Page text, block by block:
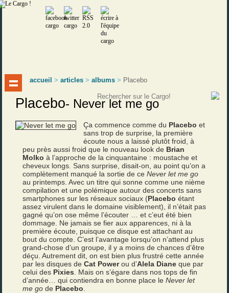
accueil >articles >albums > Placebo
Placebo- Never let me go
Ça commence comme du Placebo et
sans trop de surprise, la première
écoute nous a laissé plutôt froid, à
peu près aussi froid que le nouveau look de Brian
Molko à l’approche de la cinquantaine : moustache et
cheveux longs. Sans surprise, disait-on, au point qu’on a
complètement manqué la sortie de ceNever let me go
au printemps. Avec un titre qui sonne comme une nième
compilation et une polémique autour des concerts sans
smartphones sur les réseaux sociaux (Placebo étant
assez virulent dans le domaine visiblement), il n’était pas
gagné qu’on ose même l’écouter … et c’eut été bien
dommage. Ne jamais se fier aux apparences, ni à la
première écoute, puisque ce disque est attachant au
bout du compte. C’est l’avantage lorsqu’on n’attend plus
grand-chose d’un groupe, il y a moins de chances d’être
déçu. Autrement dit, on est bien plus frustré cette année
par les disques deCat Powerou d’Alela Diane que par
celui des Pixies . Mais on s’égare dans nos tops de fin
d’année… qui contiendra en bonne place leNever let
me go de Placebo